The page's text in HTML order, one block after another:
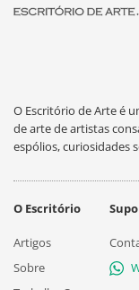
O Escritório de Arte é
de arte de artistas
espólios, curiosidades
O Escritório
Artigos
Sobre